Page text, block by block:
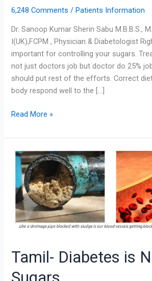
6,248 Comments /Patients Information
Dr. Sanoop Kumar Sherin Sabu M.B.B.S.,
I(UK),FCPM , Physician & Diabetologist
important for controlling your sugars.
not just doctors job but doctor do 25%
should put rest of the efforts. Correct
body respond well to the […]
Read More »
Tamil- Diabetes is
Tamil-
Diabetes
Not
Just
Sugars.